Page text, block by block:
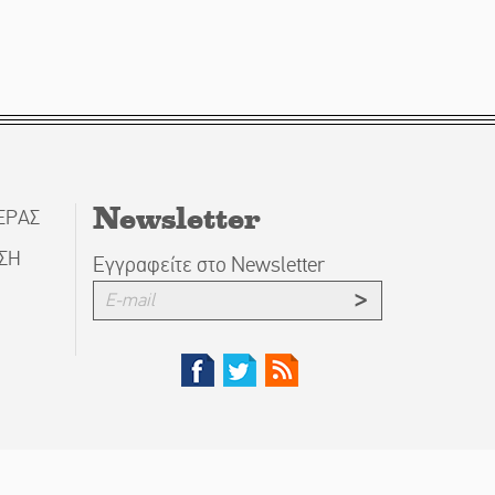
Newsletter
Εγγραφείτε στο Newsletter